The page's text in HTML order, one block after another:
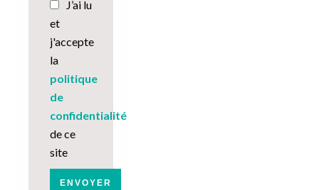
J’ai lu
et
j'accepte
la
politique
de
confidentialité
de ce
site
ENVOYER